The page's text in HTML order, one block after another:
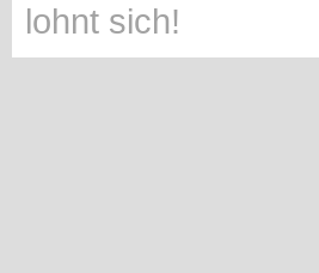
lohnt sich!